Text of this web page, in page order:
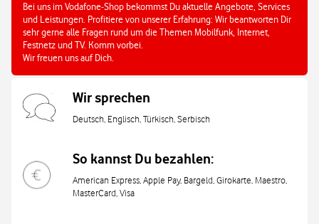
Bei uns im Vodafone-Shop bekommst Du aktuelle Angebote, Services
und Leistungen. Profitiere von unserer Erfahrung: Wir beantworten Dir
sehr gerne alle Fragen rund um die Themen Mobilfunk, Internet,
Festnetz und TV. Komm vorbei.
Wir freuen uns auf Dich.
Wir sprechen
Deutsch, Englisch, Türkisch, Serbisch
So kannst Du bezahlen:
American Express, Apple Pay, Bargeld, Girokarte, Maestro,
MasterCard, Visa